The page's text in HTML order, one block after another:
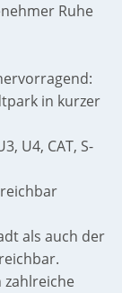
Ruhe
in kurzer
U4, CAT, S-
als auch der